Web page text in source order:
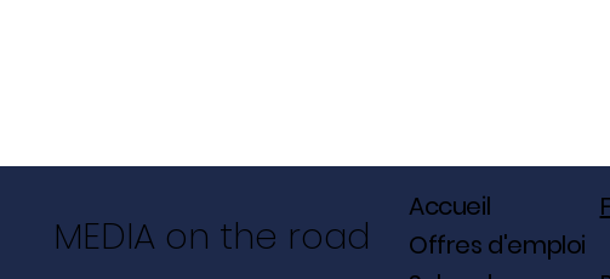
Accueil
Offres d'emploi
MEDIA on the road